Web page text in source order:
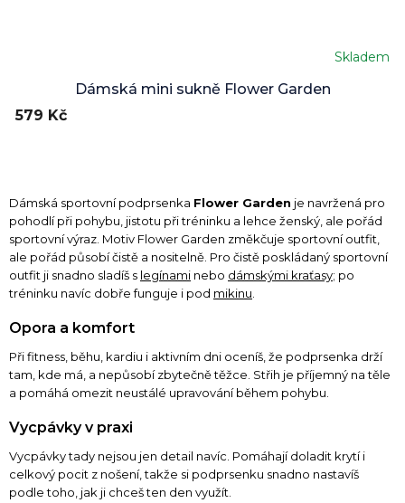
Dámská mini sukně Flower Garden
hodnocení
je
Skladem
579 Kč
Dámská sportovní podprsenka Flower Garden je navržená pro
pohodlí při pohybu, jistotu při tréninku a lehce ženský, ale pořád
sportovní výraz. Motiv Flower Garden změkčuje sportovní outfit,
ale pořád působí čistě a nositelně. Pro čistě poskládaný sportovní
outfit ji snadno sladíš s legínami nebo dámskými kraťasy; po
tréninku navíc dobře funguje i pod mikinu
Opora a komfort
Při fitness, běhu, kardiu i aktivním dni oceníš, že podprsenka drží
tam, kde má, a nepůsobí zbytečně těžce. Střih je příjemný na těle
a pomáhá omezit neustálé upravování během pohybu.
Vycpávky v praxi
Vycpávky tady nejsou jen detail navíc. Pomáhají doladit krytí i
celkový pocit z nošení, takže si podprsenku snadno nastavíš
podle toho, jak ji chceš ten den využít.